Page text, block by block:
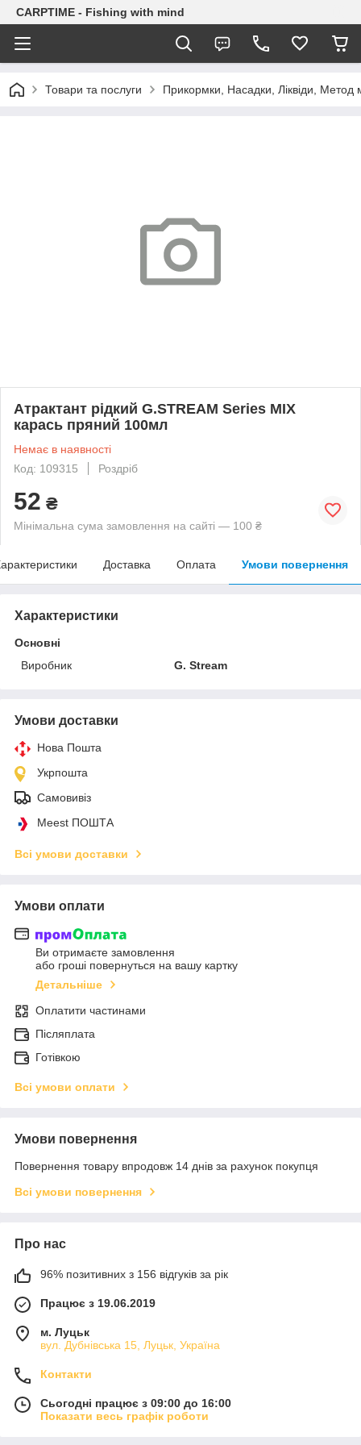
CARPTIME - Fishing with mind
Товари та послуги Прикормки, Насадки, Ліквіди, Метод
Атрактант рідкий G.STREAM Series MIX
карась пряний 100мл
Немає в наявності
Код: 109315
Роздріб
52 ₴
Мінімальна сума замовлення на сайті — 100 ₴
Доставка Оплата Умови повернення
Характеристики
Основні
Виробник
G. Stream
Умови доставки
Нова Пошта
Укрпошта
Самовивіз
Meest ПОШТА
Всі умови доставки
Умови оплати
Ви отримаєте замовлення
або гроші повернуться на вашу картку
Детальніше
Оплатити частинами
Післяплата
Готівкою
Всі умови оплати
Умови повернення
Повернення товару впродовж 14 днів за рахунок покупця
Всі умови повернення
Про нас
96% позитивних з 156 відгуків за рік
Працює з 19.06.2019
м. Луцьк
вул. Дубнівська 15, Луцьк, Україна
Контакти
Сьогодні працює з 09:00 до 16:00
Показати весь графік роботи